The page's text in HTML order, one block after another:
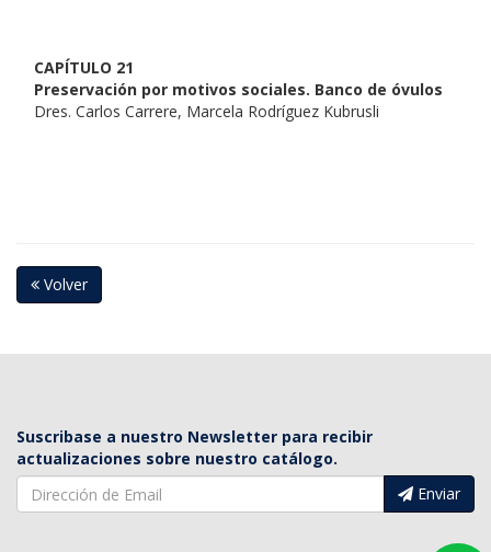
CAPÍTULO 21
Preservación por motivos sociales. Banco de óvulos
Dres. Carlos Carrere, Marcela Rodríguez Kubrusli
Volver
Suscribase a nuestro Newsletter para recibir
actualizaciones sobre nuestro catálogo.
Enviar